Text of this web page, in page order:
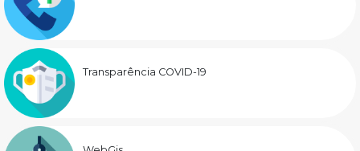
Transparência COVID-19